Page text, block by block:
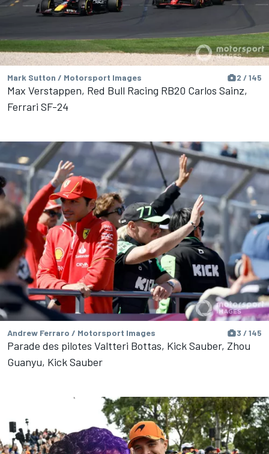
Mark Sutton / Motorsport Images 2 / 145
Max Verstappen, Red Bull Racing RB20 Carlos Sainz,
Ferrari SF-24
Andrew Ferraro / Motorsport Images 3 / 145
Parade des pilotes Valtteri Bottas, Kick Sauber, Zhou
Guanyu, Kick Sauber